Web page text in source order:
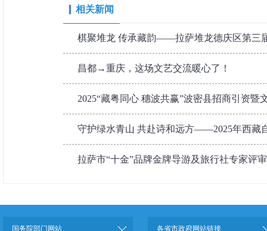
相关新闻
棋聚堆龙 传承藏韵——拉萨堆龙德庆区第三
昌都→重庆，这场文艺交流暖心了！
2025“藏粤同心 穗波共赢”波密县招商引资暨
守护绿水青山 共赴诗和远方——2025年西藏
拉萨市“十金”品牌金牌导游及旅行社专家评
国务院部门网站 各省市政府网站链接